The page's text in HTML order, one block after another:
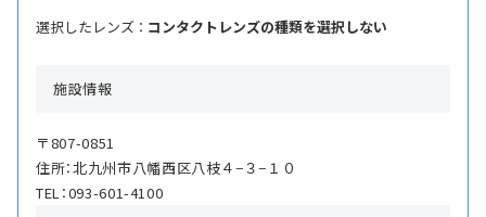
選択したレンズ ： コンタクトレンズの種類を選択しない
施設情報
〒807-0851
住所：北九州市八幡西区八枝４−３−１０
TEL：093-601-4100